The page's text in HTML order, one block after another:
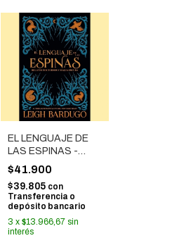
EL LENGUAJE DE
LAS ESPINAS -
RELATOS
NOCTURNOS Y
MAGIA OSCURA
$41.900
$39.805 con
Transferencia o
depósito bancario
3 x $13.966,67 sin
interés